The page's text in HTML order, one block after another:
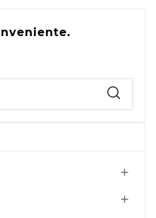

